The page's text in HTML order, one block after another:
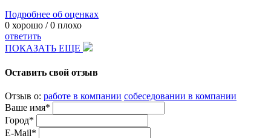
Подробнее об оценках
0 хорошо /0 плохо
ответить
ПОКАЗАТЬ ЕЩЕ
Оставить свой отзыв
Отзыв о: работе в компании собеседовании в компании
Ваше имя*
Город*
E-Mail*